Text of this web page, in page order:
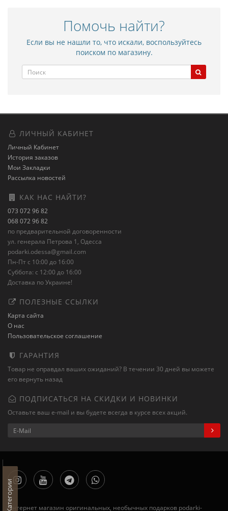
Помочь найти?
Если вы не нашли то, что искали, воспользуйтесь
поиском по магазину.
ЛИЧНЫЙ КАБИНЕТ
Личный Кабинет
История заказов
Мои Закладки
Рассылка новостей
КАК НАС НАЙТИ?
073 072 96 82
068 072 96 82
по предварительной договоренности
ул. генерала Петрова 1, Одесса
podarki.odessa@gmail.com
Пн-Пт с 10:00 до 16:00
Суббота: с 12:00 до 16:00
Доставка по Украине!
ПОЛЕЗНЫЕ ССЫЛКИ
Карта сайта
О нас
Пользовательское соглашение
ГАРАНТИЯ
Товар не оправдал ваших ожиданий? В течении 30 дней вы можете
его вернуть назад
ПОДПИСАТЬСЯ НА СКИДКИ И НОВИНКИ
Оставьте ваш e-mail и вы будете всегда в курсе всех акций.
Интернет магазин оригинальных, необычных подарков podarki-
Категории